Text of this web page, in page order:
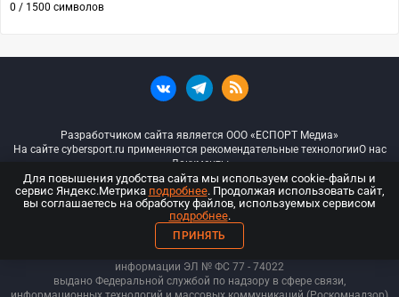
0 / 1500 символов
Разработчиком сайта является ООО «ЕСПОРТ Медиа»
На сайте cybersport.ru применяются рекомендательные технологииО нас
Документы
© ООО «Киберспорт.ру» — Все права защищены
18+
ООО «Киберспорт.ру». Свидетельство о регистрации средств массовой
информации ЭЛ № ФС 77 - 74022
выдано Федеральной службой по надзору в сфере связи,
Для повышения удобства сайта мы используем cookie-файлы и
сервис Яндекс.Метрика подробнее. Продолжая использовать сайт,
вы соглашаетесь на обработку файлов, используемых сервисом
подробнее.
ПРИНЯТЬ